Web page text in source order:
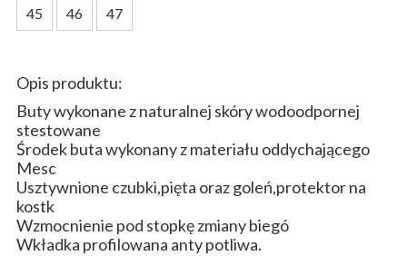
45 46 47
Opis produktu:
Buty wykonane z naturalnej skóry wodoodpornej
stestowane
Środek buta wykonany z materiału oddychającego
Mesc
Usztywnione czubki,pięta oraz goleń,protektor na
kostk
Wzmocnienie pod stopkę zmiany biegó
Wkładka profilowana anty potliwa.